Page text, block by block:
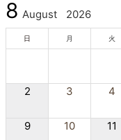
8 August 2026
日 月 火
2 3 4
9 10 11